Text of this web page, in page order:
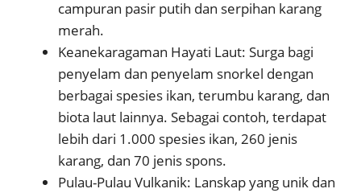
campuran pasir putih dan serpihan karang
merah.
Keanekaragaman Hayati Laut: Surga bagi
penyelam dan penyelam snorkel dengan
berbagai spesies ikan, terumbu karang, dan
biota laut lainnya. Sebagai contoh, terdapat
lebih dari 1.000 spesies ikan, 260 jenis
karang, dan 70 jenis spons.
Pulau-Pulau Vulkanik: Lanskap yang unik dan